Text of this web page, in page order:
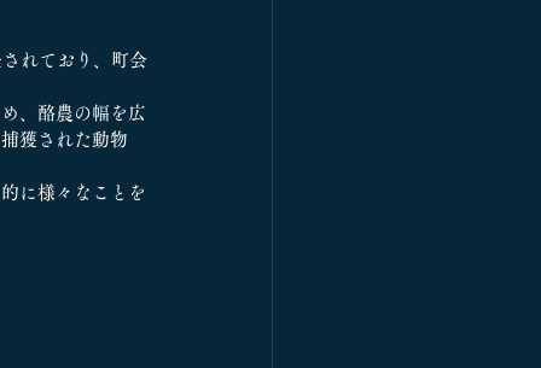
れており、町会
、酪農の幅を広
獲された動物
に様々なことを